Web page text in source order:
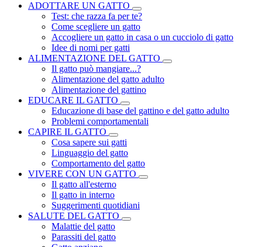
ADOTTARE UN GATTO
Test: che razza fa per te?
Come scegliere un gatto
Accogliere un gatto in casa o un cucciolo di gatto
Idee di nomi per gatti
ALIMENTAZIONE DEL GATTO
Il gatto può mangiare...?
Alimentazione del gatto adulto
Alimentazione del gattino
EDUCARE IL GATTO
Educazione di base del gattino e del gatto adulto
Problemi comportamentali
CAPIRE IL GATTO
Cosa sapere sui gatti
Linguaggio del gatto
Comportamento del gatto
VIVERE CON UN GATTO
Il gatto all'esterno
Il gatto in interno
Suggerimenti quotidiani
SALUTE DEL GATTO
Malattie del gatto
Parassiti del gatto